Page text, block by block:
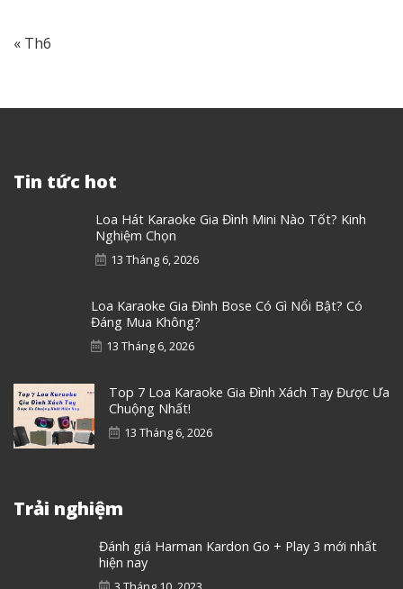
« Th6
Tin tức hot
Loa Hát Karaoke Gia Đình Mini Nào Tốt? Kinh
Nghiệm Chọn
13 Tháng 6, 2026
Loa Karaoke Gia Đình Bose Có Gì Nổi Bật? Có
Đáng Mua Không?
13 Tháng 6, 2026
Top 7 Loa Karaoke Gia Đình Xách Tay Được Ưa
Chuộng Nhất!
13 Tháng 6, 2026
Trải nghiệm
Đánh giá Harman Kardon Go + Play 3 mới nhất
hiện nay